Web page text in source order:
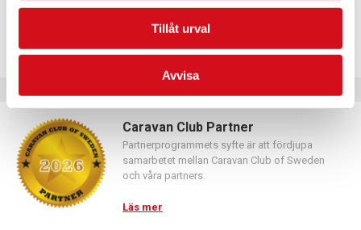
Tillåt urval
Avvisa
Caravan Club Partner
Partnerprogrammets syfte är att fördjupa
samarbetet mellan Caravan Club of Sweden
och våra partners.
Läs mer